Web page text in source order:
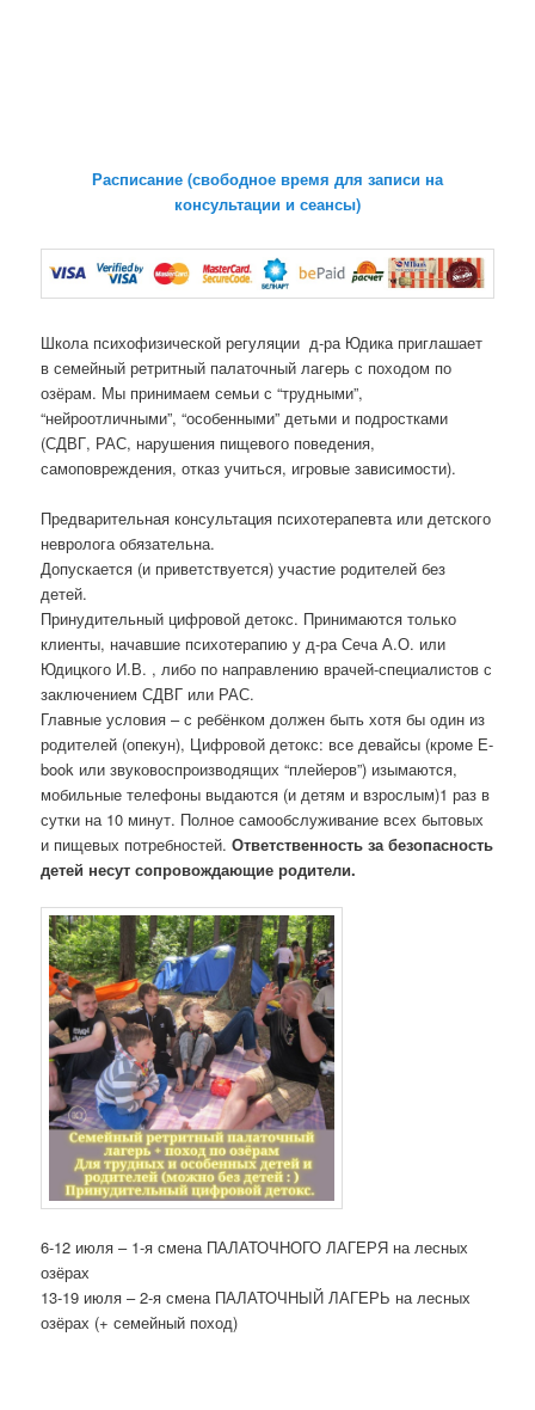
Расписание (свободное время для записи на
консультации и сеансы)
Школа психофизической регуляции д-ра Юдика приглашает
в семейный ретритный палаточный лагерь с походом по
озёрам. Мы принимаем семьи с “трудными”,
“нейроотличными”, “особенными” детьми и подростками
(СДВГ, РАС, нарушения пищевого поведения,
самоповреждения, отказ учиться, игровые зависимости).
Предварительная консультация психотерапевта или детского
невролога обязательна.
Допускается (и приветствуется) участие родителей без
детей.
Принудительный цифровой детокс. Принимаются только
клиенты, начавшие психотерапию у д-ра Сеча А.О. или
Юдицкого И.В. , либо по направлению врачей-специалистов с
заключением СДВГ или РАС.
Главные условия – с ребёнком должен быть хотя бы один из
родителей (опекун), Цифровой детокс: все девайсы (кроме Е-
book или звуковоспроизводящих “плейеров”) изымаются,
мобильные телефоны выдаются (и детям и взрослым)1 раз в
сутки на 10 минут. Полное самообслуживание всех бытовых
и пищевых потребностей.Ответственность за безопасность
детей несут сопровождающие родители.
6-12 июля – 1-я смена ПАЛАТОЧНОГО ЛАГЕРЯ на лесных
озёрах
13-19 июля – 2-я смена ПАЛАТОЧНЫЙ ЛАГЕРЬ на лесных
озёрах (+ семейный поход)